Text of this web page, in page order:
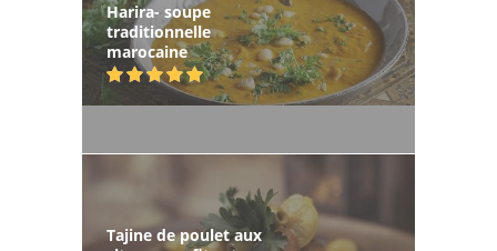
Harira- soupe
traditionnelle
marocaine
Tajine de poulet aux